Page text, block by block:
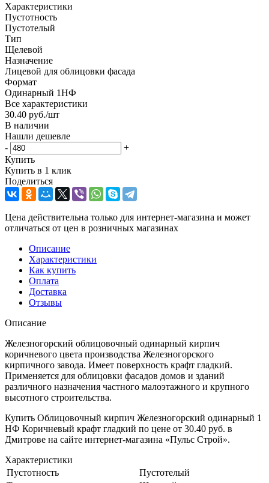
Характеристики
Пустотность
Пустотелый
Тип
Щелевой
Назначение
Лицевой для облицовки фасада
Формат
Одинарный 1НФ
Все характеристики
30.40 руб./шт
В наличии
Нашли дешевле
-
+
Купить
Купить в 1 клик
Поделиться
Цена действительна только для интернет-магазина и может
отличаться от цен в розничных магазинах
Описание
Характеристики
Как купить
Оплата
Доставка
Отзывы
Описание
Железногорский облицовочный одинарный кирпич
коричневого цвета производства Железногорского
кирпичного завода. Имеет поверхность крафт гладкий.
Применяется для облицовки фасадов домов и зданий
различного назначения частного малоэтажного и крупного
высотного строительства.
Купить Облицовочный кирпич Железногорский одинарный 1
НФ Коричневый крафт гладкий по цене от 30.40 руб. в
Дмитрове на сайте интернет-магазина «Пульс Строй».
Характеристики
Пустотность
Пустотелый